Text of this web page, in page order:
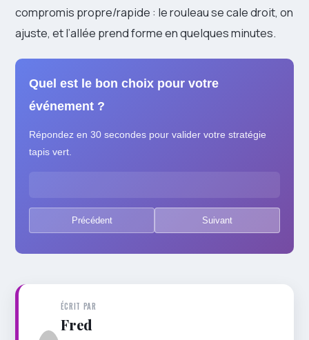
compromis propre/rapide : le rouleau se cale droit, on
ajuste, et l’allée prend forme en quelques minutes.
Quel est le bon choix pour votre
événement ?
Répondez en 30 secondes pour valider votre stratégie
tapis vert.
Précédent Suivant
ÉCRIT PAR
Fred